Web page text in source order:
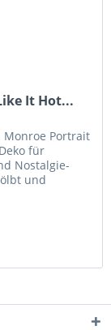
It Hot...
Monroe Portrait
für
Nostalgie-
und